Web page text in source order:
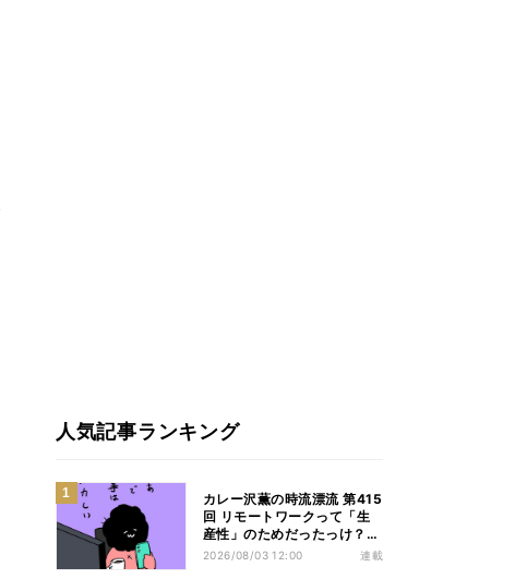
人気記事ランキング
カレー沢薫の時流漂流 第415
回 リモートワークって「生
産性」のためだったっけ？
GMOの在宅勤務廃止で考え
2026/08/03 12:00 連載